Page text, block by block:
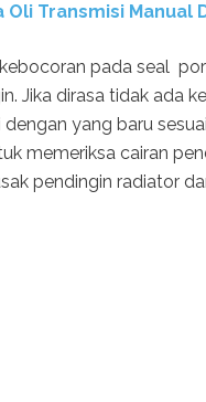
Oli Transmisi Manual
pada seal
Jika dirasa tidak ada
yang baru
memeriksa cairan
pendingin radiator